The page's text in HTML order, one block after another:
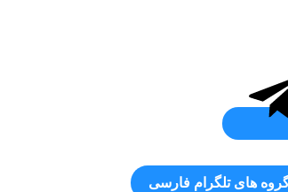
گروه‌ های تلگرام فارسی